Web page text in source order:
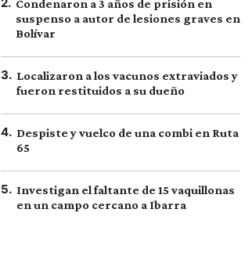
Condenaron a 3 años de prisión en
suspenso a autor de lesiones graves en
Bolívar
3. Localizaron a los vacunos extraviados y
fueron restituidos a su dueño
4. Despiste y vuelco de una combi en Ruta
65
5. Investigan el faltante de 15 vaquillonas
en un campo cercano a Ibarra